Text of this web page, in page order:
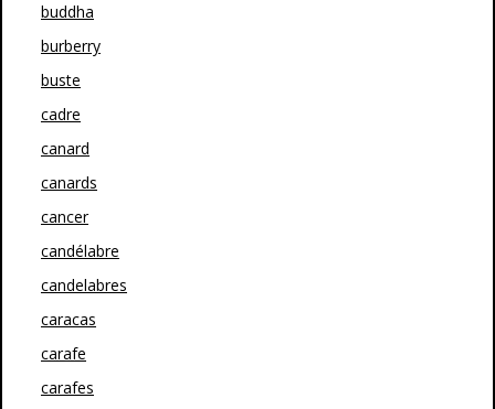
buddha
burberry
buste
cadre
canard
canards
cancer
candélabre
candelabres
caracas
carafe
carafes